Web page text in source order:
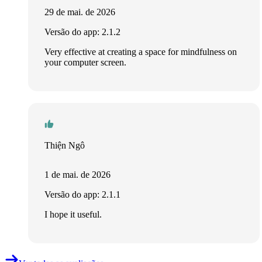
29 de mai. de 2026
Versão do app: 2.1.2
Very effective at creating a space for mindfulness on
your computer screen.
Thiện Ngô
1 de mai. de 2026
Versão do app: 2.1.1
I hope it useful.